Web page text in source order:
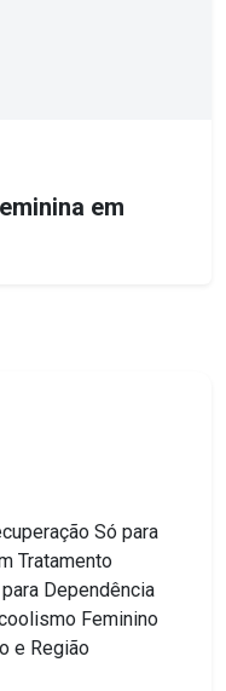
em
Só para
Tratamento
Dependência
Feminino
e Região